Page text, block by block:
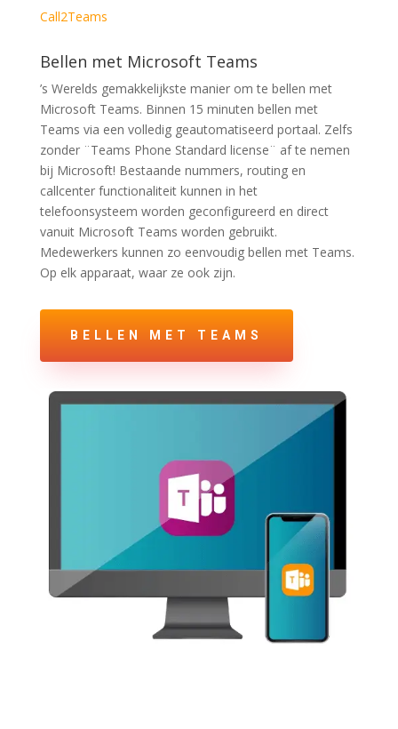
Call2Teams
Bellen met Microsoft Teams
’s Werelds gemakkelijkste manier om te bellen met
Microsoft Teams. Binnen 15 minuten bellen met
Teams via een volledig geautomatiseerd portaal. Zelfs
zonder ¨Teams Phone Standard license¨ af te nemen
bij Microsoft! Bestaande nummers, routing en
callcenter functionaliteit kunnen in het
telefoonsysteem worden geconfigureerd en direct
vanuit Microsoft Teams worden gebruikt.
Medewerkers kunnen zo eenvoudig bellen met Teams.
Op elk apparaat, waar ze ook zijn.
BELLEN MET TEAMS